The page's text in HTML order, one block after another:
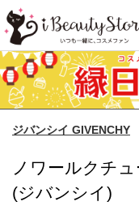
ジバンシイ GIVENCHY
ノワールクチ
(ジバンシイ)